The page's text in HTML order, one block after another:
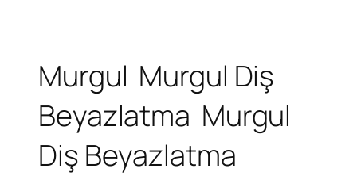
Murgul Murgul Diş
Beyazlatma Murgul
Diş Beyazlatma